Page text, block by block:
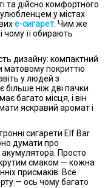
та дійсно комфортного
у містах
е-сигарет. Чим же
чому її обирають
дизайну: компактний
матовому покриттю
у людей з
більше ніж дві пачки
багато місця, і він
яскравий аромат і
сигарети Elf Bar
думати про
акумулятора. Просто
смаком — кожна
присмаків. Все
— ось чому багато